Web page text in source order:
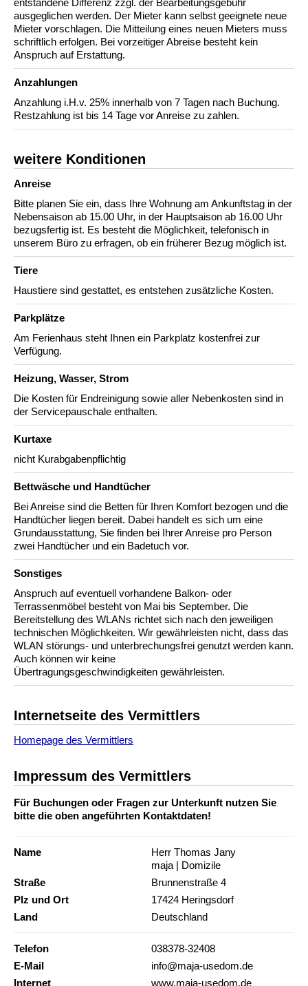
entstandene Differenz zzgl. der Bearbeitungsgebühr
ausgeglichen werden. Der Mieter kann selbst geeignete neue
Mieter vorschlagen. Die Mitteilung eines neuen Mieters muss
schriftlich erfolgen. Bei vorzeitiger Abreise besteht kein
Anspruch auf Erstattung.
Anzahlungen
Anzahlung i.H.v. 25% innerhalb von 7 Tagen nach Buchung.
Restzahlung ist bis 14 Tage vor Anreise zu zahlen.
weitere Konditionen
Anreise
Bitte planen Sie ein, dass Ihre Wohnung am Ankunftstag in der
Nebensaison ab 15.00 Uhr, in der Hauptsaison ab 16.00 Uhr
bezugsfertig ist. Es besteht die Möglichkeit, telefonisch in
unserem Büro zu erfragen, ob ein früherer Bezug möglich ist.
Tiere
Haustiere sind gestattet, es entstehen zusätzliche Kosten.
Parkplätze
Am Ferienhaus steht Ihnen ein Parkplatz kostenfrei zur
Verfügung.
Heizung, Wasser, Strom
Die Kosten für Endreinigung sowie aller Nebenkosten sind in
der Servicepauschale enthalten.
Kurtaxe
nicht Kurabgabenpflichtig
Bettwäsche und Handtücher
Bei Anreise sind die Betten für Ihren Komfort bezogen und die
Handtücher liegen bereit. Dabei handelt es sich um eine
Grundausstattung, Sie finden bei Ihrer Anreise pro Person
zwei Handtücher und ein Badetuch vor.
Sonstiges
Anspruch auf eventuell vorhandene Balkon- oder
Terrassenmöbel besteht von Mai bis September. Die
Bereitstellung des WLANs richtet sich nach den jeweiligen
technischen Möglichkeiten. Wir gewährleisten nicht, dass das
WLAN störungs- und unterbrechungsfrei genutzt werden kann.
Auch können wir keine
Übertragungsgeschwindigkeiten gewährleisten.
Internetseite des Vermittlers
Homepage des Vermittlers
Impressum des Vermittlers
Für Buchungen oder Fragen zur Unterkunft nutzen Sie
bitte die oben angeführten Kontaktdaten!
Name
Herr Thomas Jany
maja | Domizile
Straße
Brunnenstraße 4
Plz und Ort
17424 Heringsdorf
Land
Deutschland
Telefon
038378-32408
E-Mail
info@maja-usedom.de
Internet
www.maja-usedom.de